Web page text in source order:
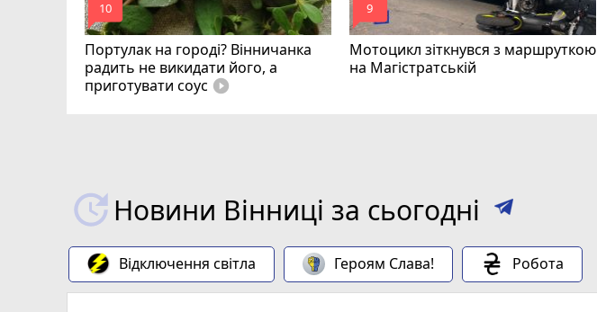
Портулак на городі? Вінничанка
радить не викидати його, а
приготувати соус play_circle_filled
mode_comment
10
Мотоцикл зіткнувся з маршруткою
на Магістратській
mode_comment
9
Новини Вінниці за сьогодні
Відключення світла Героям Слава! Робота